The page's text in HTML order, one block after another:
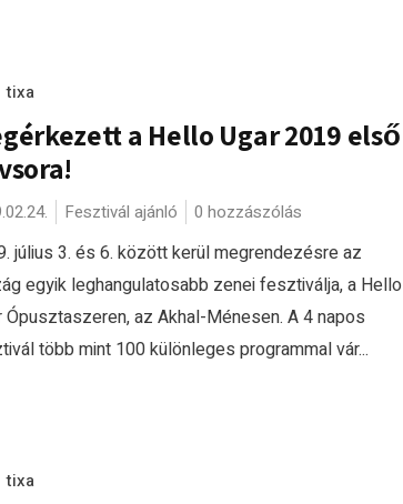
tixa
a Hello Ugar 2019 első
Fesztivál ajánló 0 hozzászólás
július 3. és 6. között kerül megrendezésre az
egyik leghangulatosabb zenei fesztiválja, a Hello
Ópusztaszeren, az Akhal-Ménesen. A 4 napos
több mint 100 különleges programmal vár...
tixa